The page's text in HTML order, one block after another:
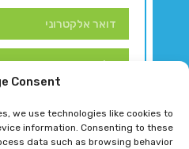
Consent
we use technologies like cookies to
information. Consenting to these
data such as browsing behavior